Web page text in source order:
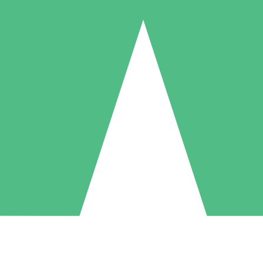
Individuele Creditpakketten
per gebruik met downloadtegoeden. Geen maandelijkse verplichting
5 Downloaden
US$